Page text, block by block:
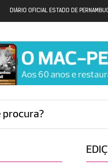
DIÁRIO OFICIAL ESTADO DE
procura?